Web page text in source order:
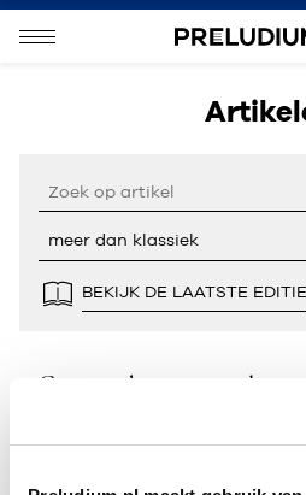
BEKIJK DE LAATSTE EDITIE
Geen resultaten gevonden